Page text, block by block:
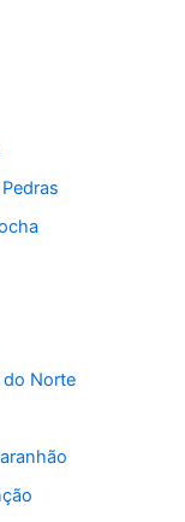
do Norte